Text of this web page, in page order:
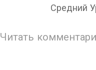
Средний
Читать